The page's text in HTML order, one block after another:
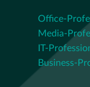
Office-
Media-
IT-
Business-